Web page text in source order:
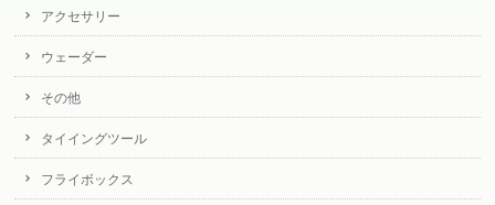
アクセサリー
ウェーダー
その他
タイイングツール
フライボックス